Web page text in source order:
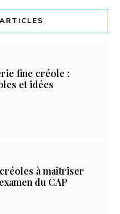
fine créole :
et idées
à maîtriser
du CAP